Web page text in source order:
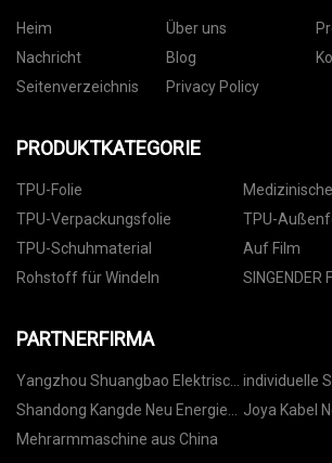
Heim Über uns
Nachricht
Blog
Seitenverzeichnis
Privacy Policy
PRODUKTKATEGORIE
TPU-Folie
TPU-Verpackungsfolie
TPU-
TPU-Schuhmaterial
Auf Film
Rohstoff für Windeln
SINGENDER
PARTNERFIRMA
Yangzhou Shuangbao Elektrisch
Macht Ausrüstung Co., Ltd
individuelle
Shandong Kangde Neu Energie
Co ., Ltd .
Mehrarmmaschine aus China